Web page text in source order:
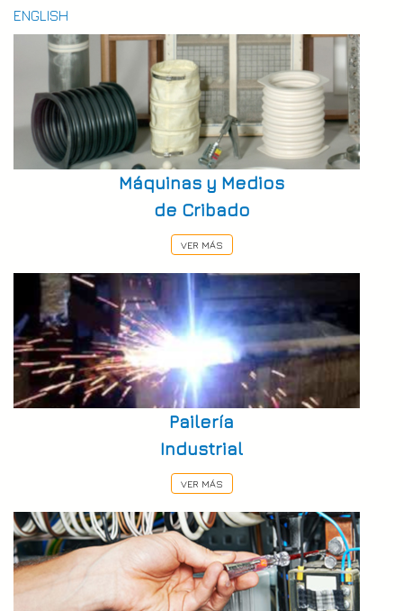
ENGLISH
Máquinas y Medios
de Cribado
VER MÁS
Pailería
Industrial
VER MÁS